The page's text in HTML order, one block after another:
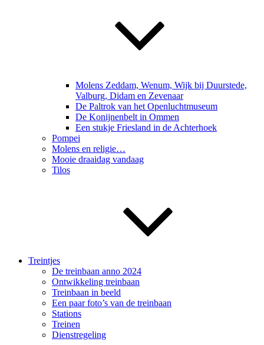
Molens Zeddam, Wenum, Wijk bij Duurstede,
Valburg, Didam en Zevenaar
De Paltrok van het Openluchtmuseum
De Konijnenbelt in Ommen
Een stukje Friesland in de Achterhoek
Pompei
Molens en religie…
Mooie draaidag vandaag
Tilos
Treintjes
De treinbaan anno 2024
Ontwikkeling treinbaan
Treinbaan in beeld
Een paar foto’s van de treinbaan
Stations
Treinen
Dienstregeling